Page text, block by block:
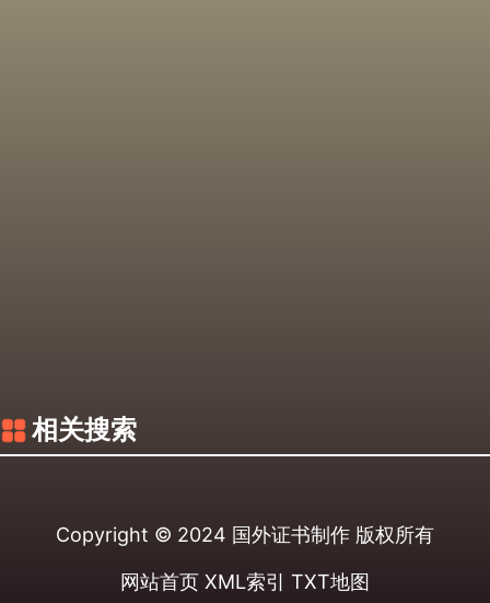
相关搜索
Copyright © 2024 国外证书制作 版权所有
网站首页 XML索引 TXT地图